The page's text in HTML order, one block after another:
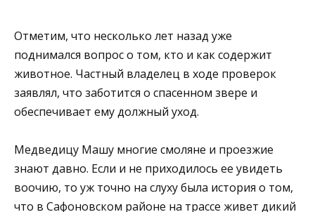
Отметим, что несколько лет назад уже
поднимался вопрос о том, кто и как содержит
животное. Частный владелец в ходе проверок
заявлял, что заботится о спасенном звере и
обеспечивает ему должный уход.
Медведицу Машу многие смоляне и проезжие
знают давно. Если и не приходилось ее увидеть
воочию, то уж точно на слуху была история о том,
что в Сафоновском районе на трассе живет дикий